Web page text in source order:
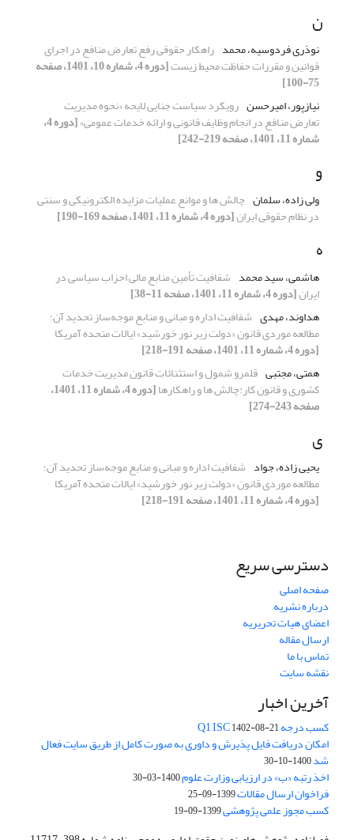
ن
نوذری فردوسیه، محمد راهکار حقوقی رفع تعارض منافع در اجرای
قوانین و مقررات حفاظت محیط زیست [دوره 4، شماره 10، 1401، صفحه
75-100]
نیازپور، امیرحسن رویکرد سیاست جنایی لایحه «نحوه مدیریت
تعارض منافع در انجام وظایف قانونی و ارائه خدمات عمومی» [دوره 4،
شماره 11، 1401، صفحه 219-242]
و
ولی زاده، سلمان چالش ها و موانع عملیات مزایده الکترونیکی و سنتی
در نظام حقوقی ایران[دوره 4، شماره 11، 1401، صفحه 169-190]
ه
هاشمی، سید محمد شفافیت تأمین منابع مالی احزاب سیاسی در
ایران[دوره 4، شماره 11، 1401، صفحه 11-38]
هداوند، مهدی شفافیت اداره و مبانی و منابع موجه‌ساز تحدید آن؛
مطالعه موردی قانون «دولت زیر نور خورشید» ایالات متحده آمریکا
[دوره 4، شماره 11، 1401، صفحه 191-218]
همتی، مجتبی قلمرو شمول و استثنائات قانون مدیریت خدمات
کشوری و قانون کار:چالش ها و راهکارها [دوره 4، شماره 11، 1401،
صفحه 243-274]
ی
یحیی زاده، جواد شفافیت اداره و مبانی و منابع موجه‌ساز تحدید آن؛
مطالعه موردی قانون «دولت زیر نور خورشید» ایالات متحده آمریکا
[دوره 4، شماره 11، 1401، صفحه 191-218]
دسترسی سریع
صفحه اصلی
درباره نشریه
اعضای هیات تحریریه
ارسال مقاله
تماس با ما
نقشه سایت
آخرین اخبار
کسب درجه Q1 ISC1402-08-21
امکان دریافت فایل پذیرش و داوری به صورت کامل از طریق سایت فعال
شد1400-10-30
اخذ رتبه «ب» در ارزیابی وزارت علوم1400-03-30
فراخوان ارسال مقالات1399-09-25
کسب مجوز علمی پژوهشی1399-09-19